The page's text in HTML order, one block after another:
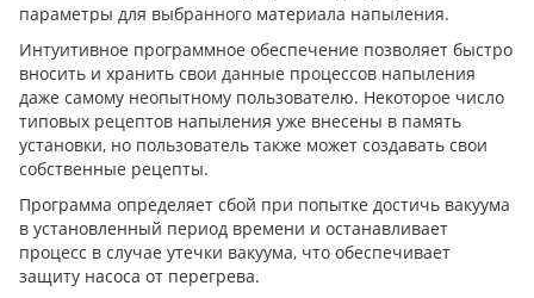
параметры для выбранного материала напыления.
Интуитивное программное обеспечение позволяет быстро
вносить и хранить свои данные процессов напыления
даже самому неопытному пользователю. Некоторое число
типовых рецептов напыления уже внесены в память
установки, но пользователь также может создавать свои
собственные рецепты.
Программа определяет сбой при попытке достичь вакуума
в установленный период времени и останавливает
процесс в случае утечки вакуума, что обеспечивает
защиту насоса от перегрева.